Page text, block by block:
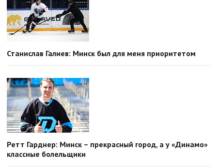
Станислав Галиев: Минск был для меня приоритетом
Ретт Гарднер: Минск – прекрасный город, а у «Динамо»
классные болельщики